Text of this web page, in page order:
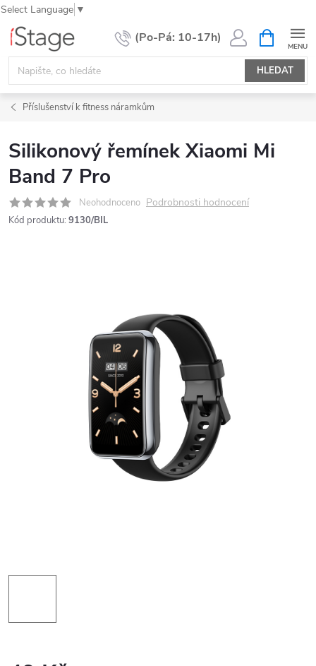
Select Language ▼
Přejít
obsah
HLEDAT
NÁKUPNÍ
KOŠÍK
Příslušenství k fitness náramkům
Silikonový řemínek Xiaomi Mi
Band 7 Pro
Neohodnoceno Podrobnosti hodnocení
Kód produktu: 9130/BIL